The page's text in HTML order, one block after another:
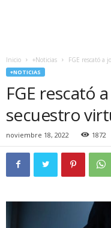
Inicio +Noticias FGE rescató a
+NOTICIAS
FGE rescató
secuestro
noviembre 18, 2022 1872